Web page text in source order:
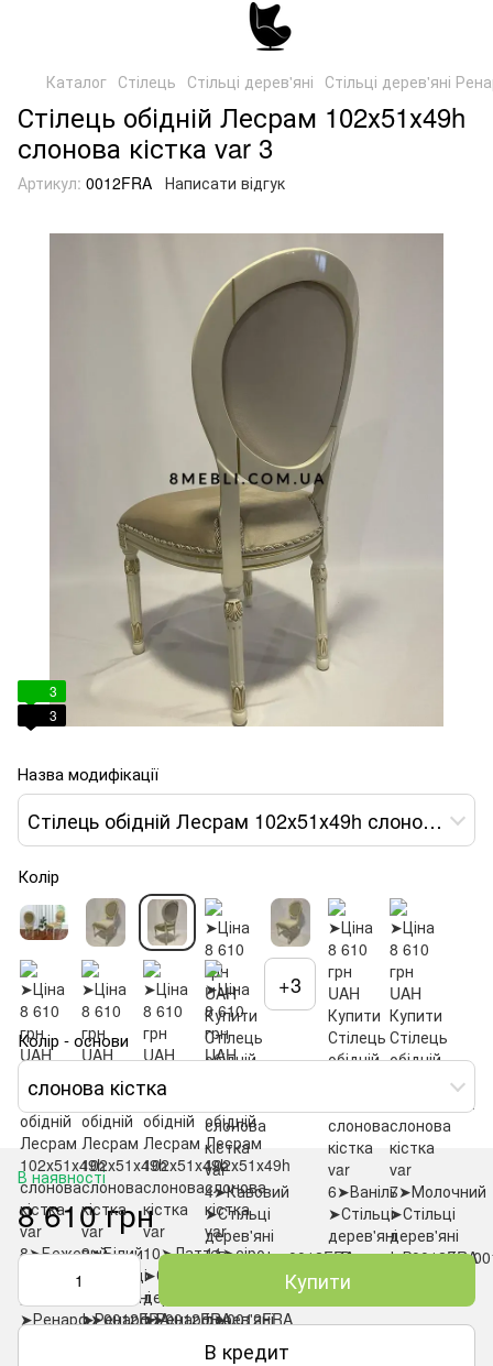
Каталог Стілець Стільці дерев'яні Стільці дерев'яні
Стілець обідній Лесрам 102х51х49h
слонова кістка var 3
Артикул: 0012FRA Написати відгук
3
3
Назва модифікації
Стілець обідній Лесрам 102х51х49h слонова кістка var 3
Колір
+3
Колір - основи
слонова кістка
В наявності
8 610 грн
Купити
В кредит